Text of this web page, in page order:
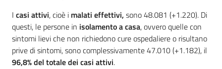
I casi attivi, cioè i malati effettivi, sono 48.081 (+1.220). Di
questi, le persone in isolamento a casa, ovvero quelle con
sintomi lievi che non richiedono cure ospedaliere o risultano
prive di sintomi, sono complessivamente 47.010 (+1.182), il
96,8% del totale dei casi attivi.